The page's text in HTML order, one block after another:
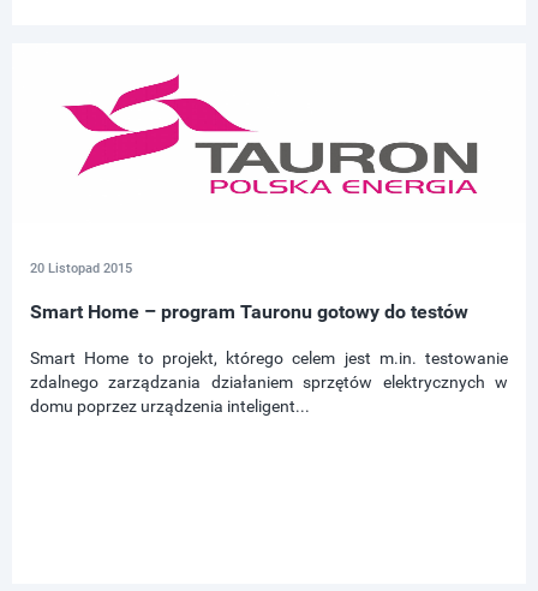
20 Listopad 2015
Smart Home – program Tauronu gotowy do testów
Smart Home to projekt, którego celem jest m.in. testowanie
zdalnego zarządzania działaniem sprzętów elektrycznych w
domu poprzez urządzenia inteligent...